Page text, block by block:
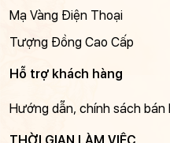
Mạ Vàng Điện Thoại
Tượng Đồng Cao Cấp
Hỗ trợ khách hàng
Hướng dẫn, chính sách bán
THỜI GIAN LÀM VIỆC